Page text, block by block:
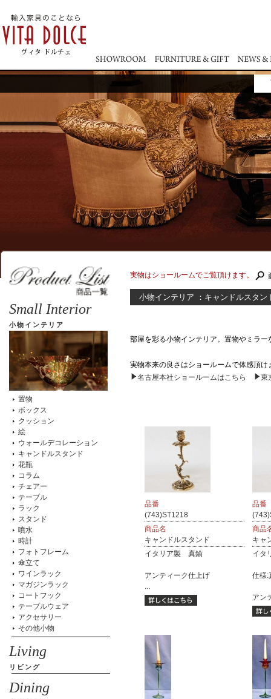
実物はショールームでご覧頂けます。
小物インテリア ：キャンドルスタン
部屋を彩る小物インテリア。置物やミラ
実物本来の良さはショールームで体感頂
名古屋本社ショールームはこちら
東
品番
(743)ST1218
商品名
キャンドルスタンド
イタリア製 真鍮
アンティーク仕上げ
...
品番
商品
キャ
イタ
仕様:
アン
Small Interior
小物インテリア
置物
ボックス
クッション
絵
ウォールデコレーション
キャンドルスタンド
花瓶
コラム
チェアー
テーブル
ラック
スタンド
噴水
時計
フォトフレーム
傘立て
ワインラック
マガジンラック
コートフック
テーブルウェア
アクセサリー
その他小物
Living
リビング
Dining